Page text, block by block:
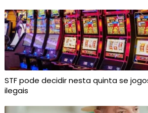
STF pode decidir nesta quinta se
ilegais